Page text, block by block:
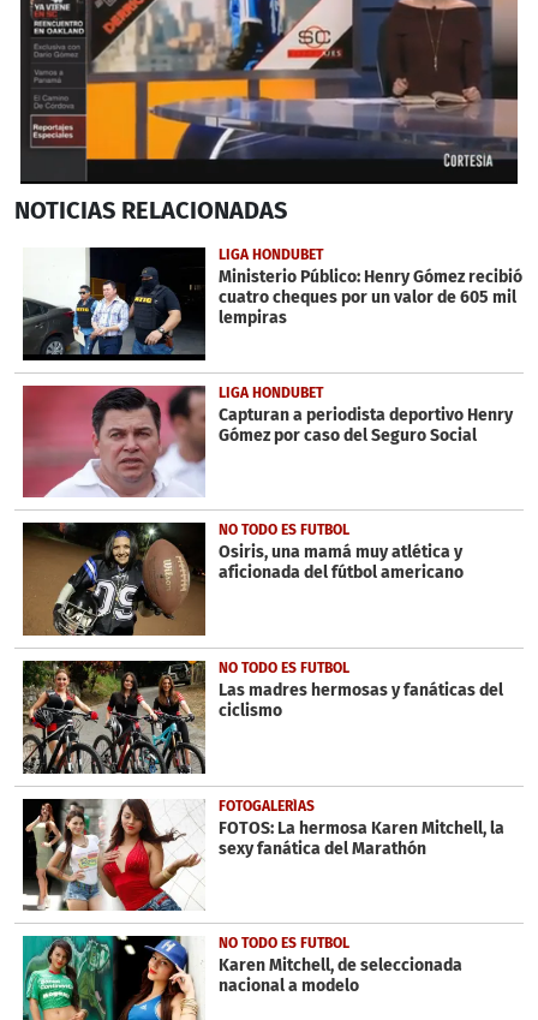
seconds
seconds
NOTICIAS RELACIONADAS
LIGA HONDUBET
Ministerio Público: Henry Gómez recibió
cuatro cheques por un valor de 605 mil
lempiras
LIGA HONDUBET
Capturan a periodista deportivo Henry
Gómez por caso del Seguro Social
NO TODO ES FUTBOL
Osiris, una mamá muy atlética y
aficionada del fútbol americano
NO TODO ES FUTBOL
Las madres hermosas y fanáticas del
ciclismo
FOTOGALERÍAS
FOTOS: La hermosa Karen Mitchell, la
sexy fanática del Marathón
NO TODO ES FUTBOL
Karen Mitchell, de seleccionada
nacional a modelo